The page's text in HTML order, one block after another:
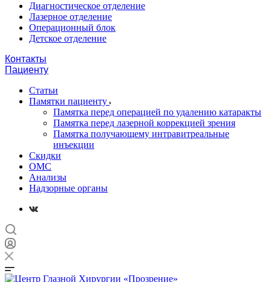
Диагностическое отделение
Лазерное отделение
Операционный блок
Детское отделение
Контакты
Пациенту
Статьи
Памятки пациенту
Памятка перед операцией по удалению катаракты
Памятка перед лазерной коррекцией зрения
Памятка получающему интравитреальные
инъекции
Скидки
ОМС
Анализы
Надзорные органы